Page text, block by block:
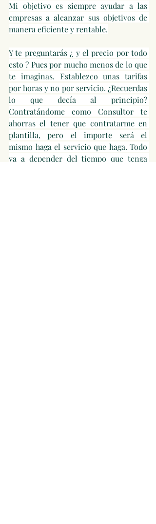
Mi objetivo es siempre ayudar a las
empresas a alcanzar sus objetivos de
manera eficiente y rentable.
Y te preguntarás ¿ y el precio por todo
esto ? Pues por mucho menos de lo que
te imaginas. Establezco unas tarifas
por horas y no por servicio. ¿Recuerdas
lo que decía al principio?
Contratándome como Consultor te
ahorras el tener que contratarme en
plantilla, pero el importe será el
mismo haga el servicio que haga. Todo
va a depender del tiempo que tenga